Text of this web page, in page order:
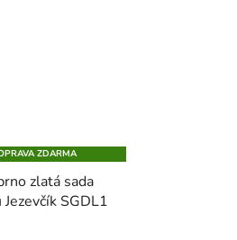
ZDARMA
zlatá sada
Jezevčík SGDL1